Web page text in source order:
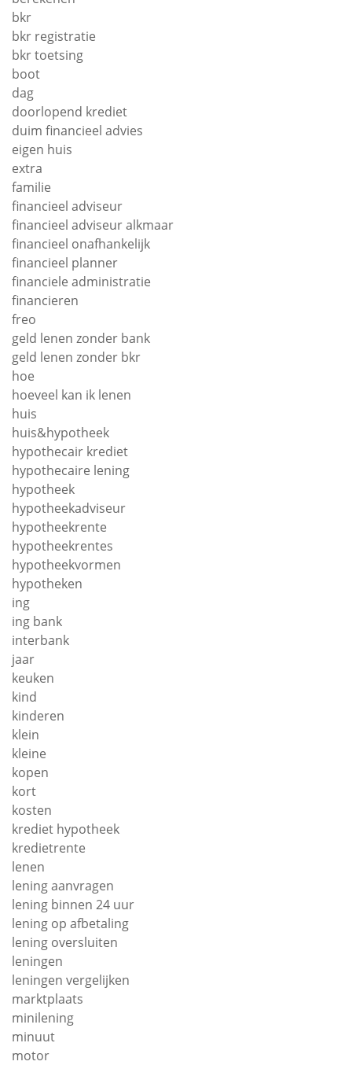
bkr
bkr registratie
bkr toetsing
boot
dag
doorlopend krediet
duim financieel advies
eigen huis
extra
familie
financieel adviseur
financieel adviseur alkmaar
financieel onafhankelijk
financieel planner
financiele administratie
financieren
freo
geld lenen zonder bank
geld lenen zonder bkr
hoe
hoeveel kan ik lenen
huis
huis&hypotheek
hypothecair krediet
hypothecaire lening
hypotheek
hypotheekadviseur
hypotheekrente
hypotheekrentes
hypotheekvormen
hypotheken
ing
ing bank
interbank
jaar
keuken
kind
kinderen
klein
kleine
kopen
kort
kosten
krediet hypotheek
kredietrente
lenen
lening aanvragen
lening binnen 24 uur
lening op afbetaling
lening oversluiten
leningen
leningen vergelijken
marktplaats
minilening
minuut
motor